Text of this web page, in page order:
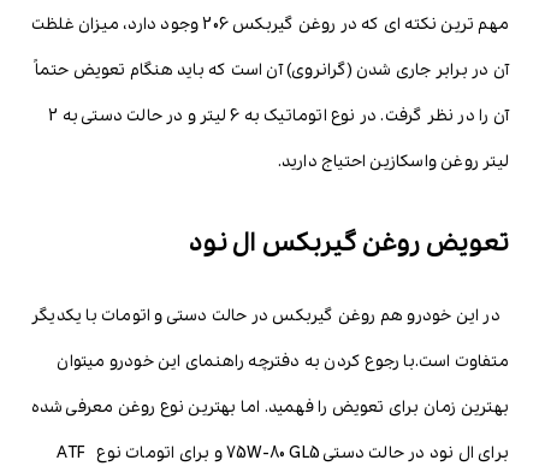
مهم ترین نکته ای که در روغن گیربکس 206 وجود دارد، میزان غلظت
آن در برابر جاری شدن (گرانروی) آن است که باید هنگام تعویض حتماً
آن را در نظر گرفت. در نوع اتوماتیک به 6 لیتر و در حالت دستی به 2
لیتر روغن واسکازین احتیاج دارید.
تعویض روغن گیربکس ال نود
در این خودرو هم روغن گیربکس در حالت دستی و اتومات با یکدیگر
متفاوت است.با رجوع کردن به دفترچه راهنمای این خودرو میتوان
بهترین زمان برای تعویض را فهمید. اما بهترین نوع روغن معرفی شده
برای ال نود در حالت دستی 75W-80 GL5 و برای اتومات نوع ATF